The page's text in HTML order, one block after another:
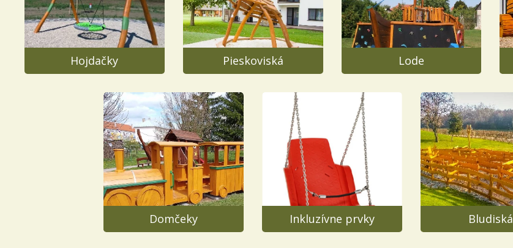
Hojdačky Pieskoviská Lode
Domčeky Inkluzívne prvky Bludiská